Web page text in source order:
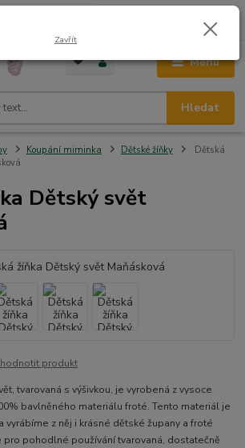
Menu
Hledat
0,00 Kč
Koupání miminka Dětské žíňky
Dětská
Dětský svět
produkt
tvarovaná s výšivkou, je vyrobená z vysoce
bavlněného materiálu froté. Tento materiál je
vyrábíme z něj i krásné dětské župany a froté
pro pohodlné používání tvarovaná, dostatečně
Zavřít